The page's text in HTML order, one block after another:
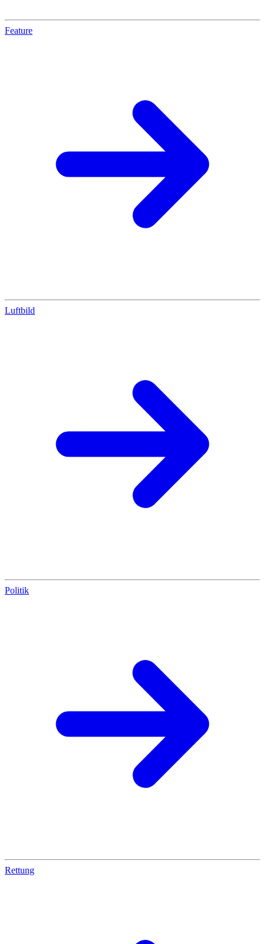
Feature
Luftbild
Politik
Rettung